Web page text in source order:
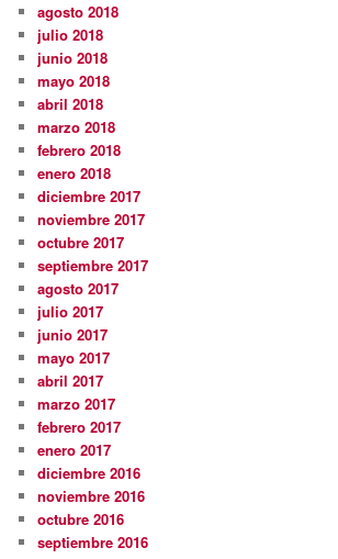
agosto 2018
julio 2018
junio 2018
mayo 2018
abril 2018
marzo 2018
febrero 2018
enero 2018
diciembre 2017
noviembre 2017
octubre 2017
septiembre 2017
agosto 2017
julio 2017
junio 2017
mayo 2017
abril 2017
marzo 2017
febrero 2017
enero 2017
diciembre 2016
noviembre 2016
octubre 2016
septiembre 2016